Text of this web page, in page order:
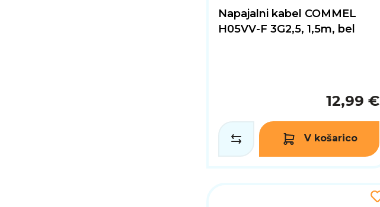
Napajalni kabel COMMEL
H05VV-F 3G2,5, 1,5m, bel
12,99 €
V košarico